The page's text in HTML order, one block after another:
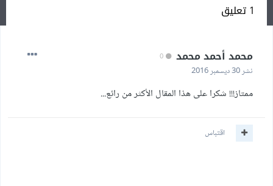
1 تعليق
محمد أحمد محمد
نشر30 ديسمبر 2016
ممتاز!!! شكرا على هذا المقال الأكثر من رائع...
اقتباس